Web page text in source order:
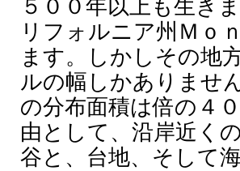
５００年以上も生き
リフォルニア州Ｍｏ
ます。しかしその地
ルの幅しかありませ
の分布面積は倍の４
由として、沿岸近く
谷と、台地、そして